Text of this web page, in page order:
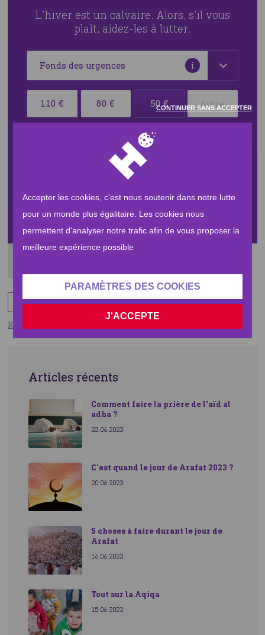
CONTINUER SANS ACCEPTER
Accepter les cookies, c'est nous soutenir dans notre lutte
pour un monde plus égalitaire. Les cookies nous
permettent d'analyser notre trafic afin de vous proposer la
meilleure expérience possible
PARAMÈTRES DES COOKIES
J'ACCEPTE
L'hiver est un calvaire. Alors, s'il vous
plaît, aidez-les à lutter.
Plus
d'informations
i
La crise dure, les urgences perdurent
Les actions d'Human Appeal
Une intervention immédiate
votre
devise
votre
don
110 € 80 € 50 €
Par Human Appeal
Share
Retourner
Articles récents
Comment faire la prière de l'aïd al
adha ?
23.06.2023
C'est quand le jour de Arafat 2023 ?
20.06.2023
5 choses à faire durant le jour de
Arafat
16.06.2023
Tout sur la Aqiqa
15.06.2023